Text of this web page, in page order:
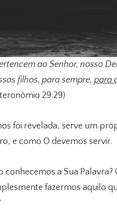
ao Senhor, nosso
filhos, para sempre, para
29:29)
foi revelada, serve um
e como O devemos servir.
conhecemos a Sua
fazermos aquilo